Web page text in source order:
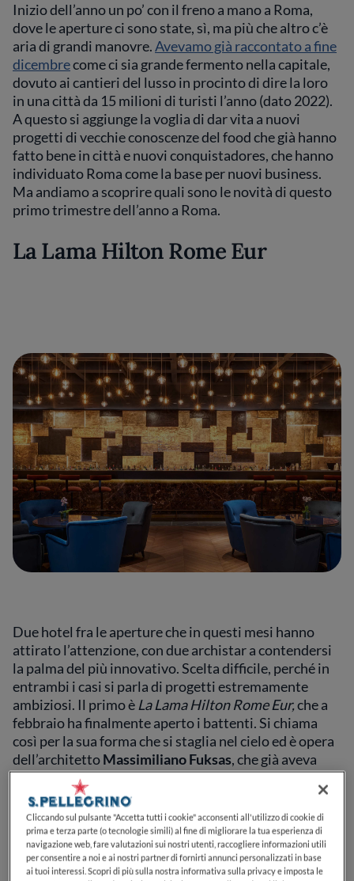
Inizio dell’anno un po’ con il freno a mano a Roma,
dove le aperture ci sono state, sì, ma più che altro c’è
aria di grandi manovre.Avevamo già raccontato a fine
dicembrecome ci sia grande fermento nella capitale,
dovuto ai cantieri del lusso in procinto di dire la loro
in una città da 15 milioni di turisti l’anno (dato 2022).
A questo si aggiunge la voglia di dar vita a nuovi
progetti di vecchie conoscenze del food che già hanno
fatto bene in città e nuovi conquistadores, che hanno
individuato Roma come la base per nuovi business.
Ma andiamo a scoprire quali sono le novità di questo
primo trimestre dell’anno a Roma.
La Lama Hilton Rome Eur
Due hotel fra le aperture che in questi mesi hanno
attirato l’attenzione, con due archistar a contendersi
la palma del più innovativo. Scelta difficile, perché in
entrambi i casi si parla di progetti estremamente
ambiziosi. Il primo è La Lama Hilton Rome Eur,che a
febbraio ha finalmente aperto i battenti. Si chiama
così per la sua forma che si staglia nel cielo ed è opera
dell’architettoMassimiliano Fuksas, che già aveva
firmato la vicina Nuvola. Strutture ipermoderne che
dialogano con l’architettura razionalista dell’Eur, con
l’obiettivo di traghettare verso nuove avventure il
quartiere nato per l’Esposizione universale del 1942
(ricordiamo che Roma è candidata per l’Expo 2030).
Per quanto sia moderno l’esterno, all’interno il
Cliccando sul pulsante "Accetta tutti i cookie" acconsenti all'utilizzo di cookie di
prima e terza parte (o tecnologie simili) al fine di migliorare la tua esperienza di
navigazione web, fare valutazioni sui nostri utenti, raccogliere informazioni utili
per consentire a noi e ai nostri partner di fornirti annunci personalizzati in base
ai tuoi interessi. Scopri di più sulla nostra informativa sulla privacy e imposta le